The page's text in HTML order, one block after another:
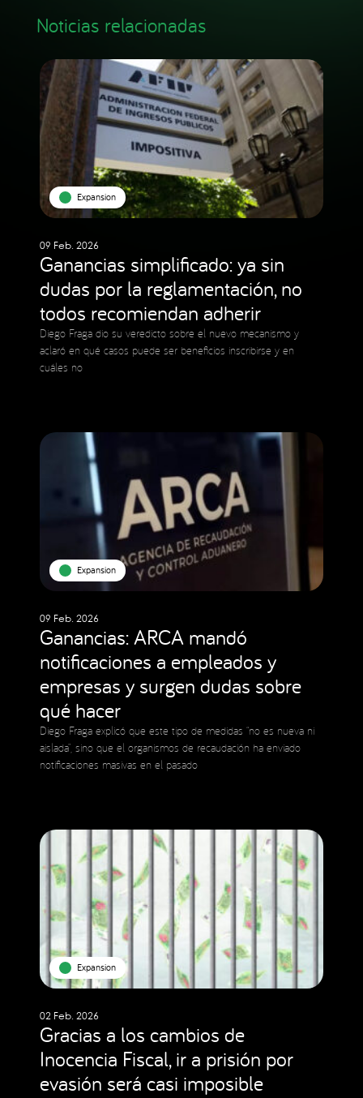
Noticias relacionadas
Expansion
09 Feb. 2026
Ganancias simplificado: ya sin
dudas por la reglamentación, no
todos recomiendan adherir
Diego Fraga dio su veredicto sobre el nuevo mecanismo y
aclaró en qué casos puede ser beneficios inscribirse y en
cuáles no
Expansion
09 Feb. 2026
Ganancias: ARCA mandó
notificaciones a empleados y
empresas y surgen dudas sobre
qué hacer
Diego Fraga explicó que este tipo de medidas “no es nueva ni
aislada”, sino que el organismos de recaudación ha enviado
notificaciones masivas en el pasado
Expansion
02 Feb. 2026
Gracias a los cambios de
Inocencia Fiscal, ir a prisión por
evasión será casi imposible